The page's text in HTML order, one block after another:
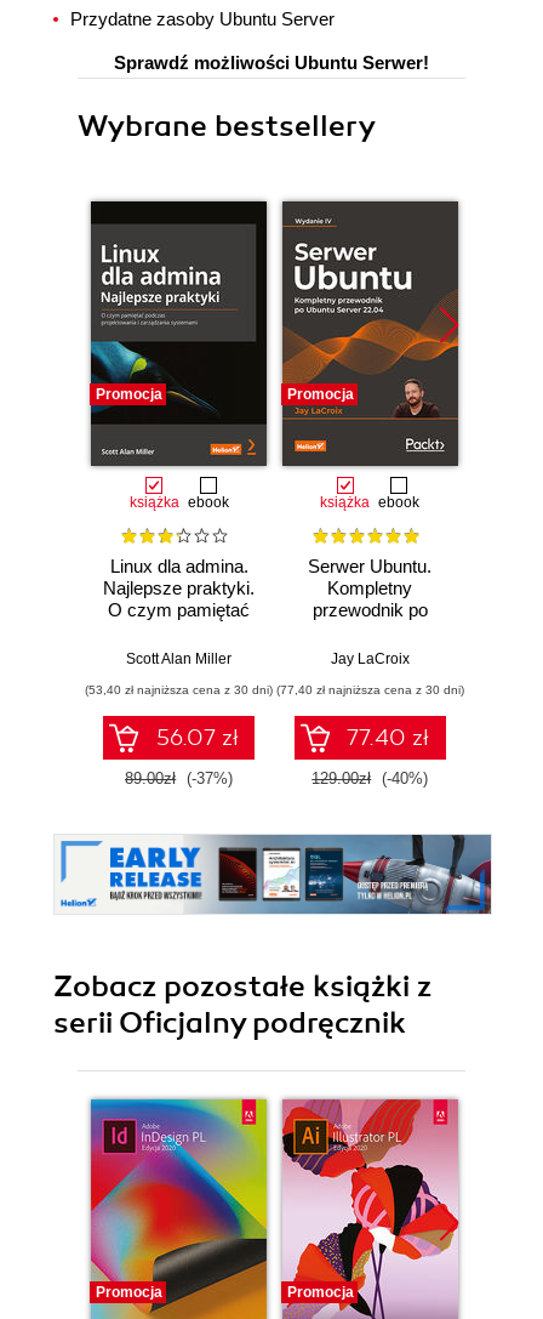
Przydatne zasoby Ubuntu Server
Sprawdź możliwości Ubuntu Serwer!
Wybrane bestsellery
Promocja
książka ebook
Linux dla admina.
Najlepsze praktyki.
O czym pamiętać
projektowania i
systemami
Scott Alan Miller
(53,40 zł najniższa cena z 30 dni)
56.07 zł
89.00zł (-37%)
Promocja
książka ebook
Serwer Ubuntu.
Kompletny
przewodnik po
22.04. Wydanie IV
Jay LaCroix
(77,40 zł najniższa cena z 30 dni)
77.40 zł
129.00zł (-40%)
Zobacz pozostałe książki z
serii Oficjalny podręcznik
Promocja Promocja